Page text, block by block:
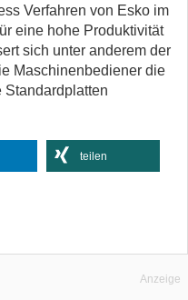
Verfahren von Esko im
eine hohe Produktivität
sich unter anderem der
Maschinenbediener die
Standardplatten
teilen
Anzeige